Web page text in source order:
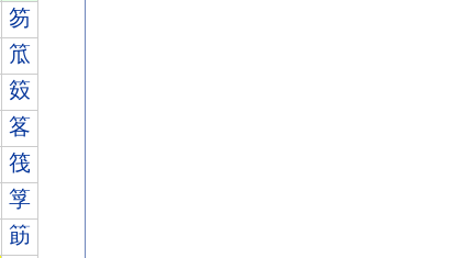
笏
笟
笯
笿
筏
筟
筯